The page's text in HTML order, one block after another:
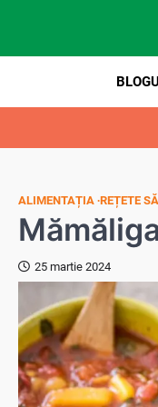
content
ALIMENTAȚIA REȚETE
25 martie 2024